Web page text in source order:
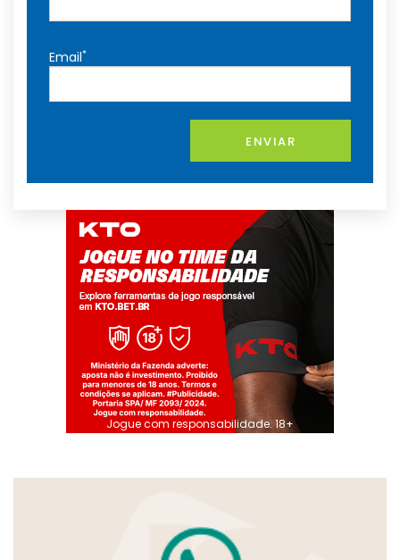
Email*
ENVIAR
Jogue com responsabilidade. 18+